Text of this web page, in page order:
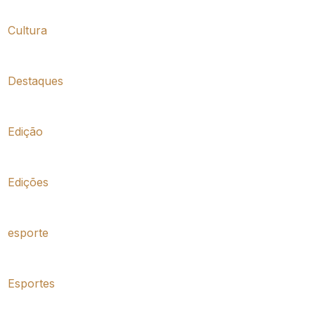
Cultura
Destaques
Edição
Edições
esporte
Esportes